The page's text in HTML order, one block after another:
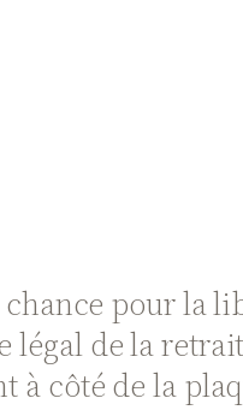
pour la
de la
à côté de la